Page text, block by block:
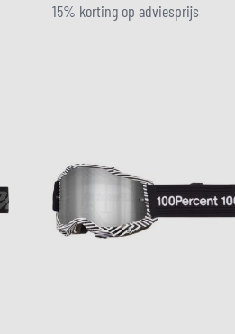
15% korting op adviesprijs